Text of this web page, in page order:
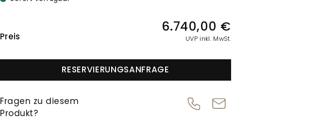
Preis
6.740,00 €
UVP inkl. MwSt.
RESERVIERUNGSANFRAGE
Fragen zu diesem
Produkt?